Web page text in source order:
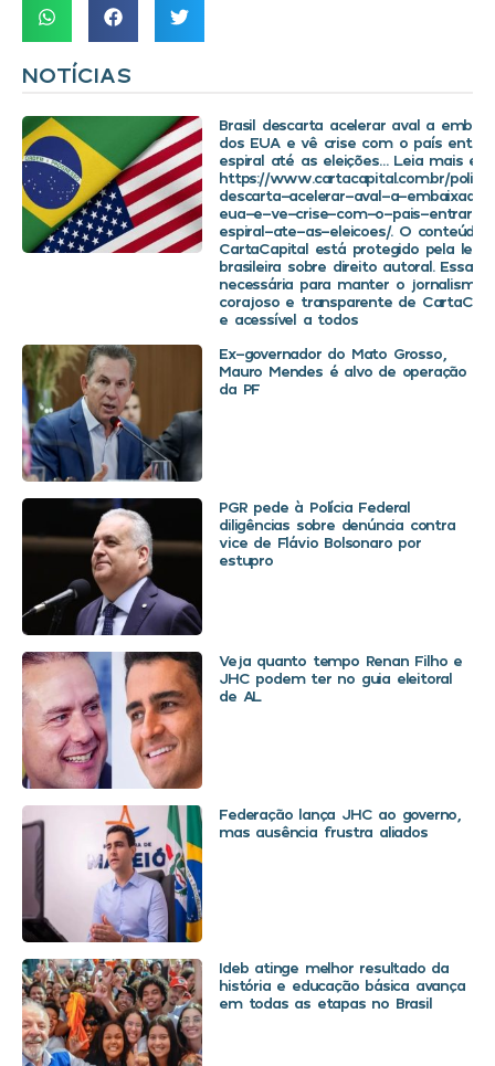
NOTÍCIAS
Brasil descarta acelerar aval a
dos EUA e vê crise com o país
espiral até as eleições… Leia mais em
https://www.cartacapital.com.br/
descarta-acelerar-aval-a-
eua-e-ve-crise-com-o-pais-entrar-
espiral-ate-as-eleicoes/. O conteúdo
CartaCapital está protegido pela
brasileira sobre direito autoral. Essa
necessária para manter o jornalismo
corajoso e transparente de
e acessível a todos
Ex-governador do Mato Grosso,
Mauro Mendes é alvo de operação
da PF
PGR pede à Polícia Federal
diligências sobre denúncia contra
vice de Flávio Bolsonaro por
estupro
Veja quanto tempo Renan Filho e
JHC podem ter no guia eleitoral
de AL
Federação lança JHC ao governo,
mas ausência frustra aliados
Ideb atinge melhor resultado da
história e educação básica avança
em todas as etapas no Brasil